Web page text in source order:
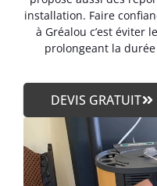
installation. Faire
à Gréalou c’est éviter
prolongeant la
DEVIS GRATUIT